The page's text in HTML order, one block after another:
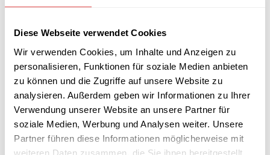
Diese Webseite verwendet Cookies
Wir verwenden Cookies, um Inhalte und Anzeigen zu
personalisieren, Funktionen für soziale Medien anbieten
zu können und die Zugriffe auf unsere Website zu
analysieren. Außerdem geben wir Informationen zu Ihrer
Verwendung unserer Website an unsere Partner für
soziale Medien, Werbung und Analysen weiter. Unsere
Partner führen diese Informationen möglicherweise mit
weiteren Daten zusammen, die Sie ihnen bereitgestellt
Interessiert an
größeren
Stückzahlen?
B2B-Angebot
anfordern
Artikelnummer: UC-S
Kategorien:
Bierzeltgarniturhussen
Sale %
Schlagwort: Rabatt